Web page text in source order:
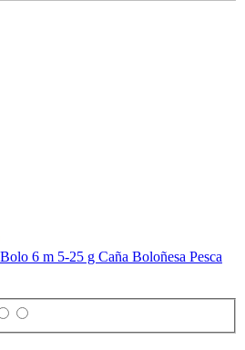
6 m 5-25 g Caña Boloñesa Pesca